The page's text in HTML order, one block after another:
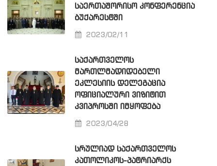
ᲡᲐᲔᲠᲗᲐᲨᲝᲠᲘᲡᲝ ᲙᲝᲜᲤᲔᲠᲔᲜᲪᲘᲐ
ᲑᲣᲥᲐᲠᲔᲡᲢᲨᲘ
2023/02/11
ᲡᲐᲥᲐᲠᲗᲕᲔᲚᲝᲡ
ᲛᲐᲠᲗᲚᲛᲐᲓᲘᲓᲔᲑᲔᲚᲘ
ᲔᲙᲚᲔᲡᲘᲘᲡ ᲓᲔᲚᲔᲒᲐᲪᲘᲐ
ᲝᲤᲘᲪᲘᲐᲚᲣᲠᲘ ᲕᲘᲖᲘᲢᲘᲗ
ᲙᲕᲘᲞᲠᲝᲡᲨᲘ ᲘᲛᲧᲝᲤᲔᲑᲐ
2023/04/28
ᲡᲠᲣᲚᲘᲐᲓ ᲡᲐᲥᲐᲠᲗᲕᲔᲚᲝᲡ
ᲙᲐᲗᲝᲚᲘᲙᲝᲡ-ᲞᲐᲢᲠᲘᲐᲠᲥᲡ